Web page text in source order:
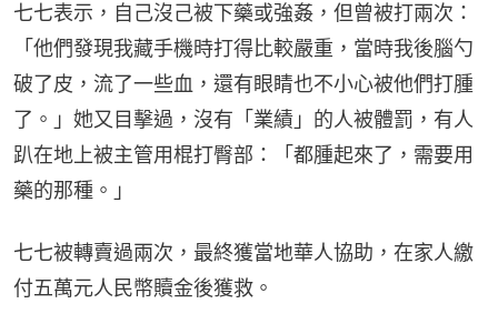
七七表示，自己沒己被下藥或強姦，但曾被打兩次：
「他們發現我藏手機時打得比較嚴重，當時我後腦勺
破了皮，流了一些血，還有眼睛也不小心被他們打腫
了。」她又目擊過，沒有「業績」的人被體罰，有人
趴在地上被主管用棍打臀部：「都腫起來了，需要用
藥的那種。」
七七被轉賣過兩次，最終獲當地華人協助，在家人繳
付五萬元人民幣贖金後獲救。